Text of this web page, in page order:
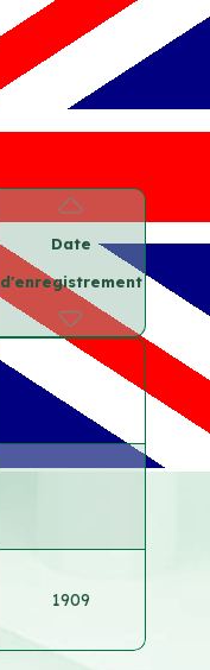
Date
d'enregistrement
1909